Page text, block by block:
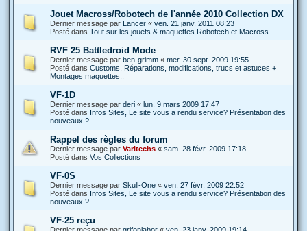
Jouet Macross/Robotech de l'année 2010 Collection DX
Dernier message par Lancer « ven. 21 janv. 2011 08:23
Posté dans Tout sur les jouets & maquettes Robotech et Macross
RVF 25 Battledroid Mode
Dernier message par ben-grimm « mer. 30 sept. 2009 19:55
Posté dans Customs, Réparations, modifications, trucs et astuces +
Montages maquettes..
VF-1D
Dernier message par deri « lun. 9 mars 2009 17:47
Posté dans Infos Sites, Le site vous a rendu service? Présentation des
nouveaux ?
Rappel des règles du forum
Dernier message par Varitechs « sam. 28 févr. 2009 17:18
Posté dans Vos Collections
VF-0S
Dernier message par Skull-One « ven. 27 févr. 2009 22:52
Posté dans Infos Sites, Le site vous a rendu service? Présentation des
nouveaux ?
VF-25 reçu
Dernier message par grifonlabor « ven. 23 janv. 2009 19:14